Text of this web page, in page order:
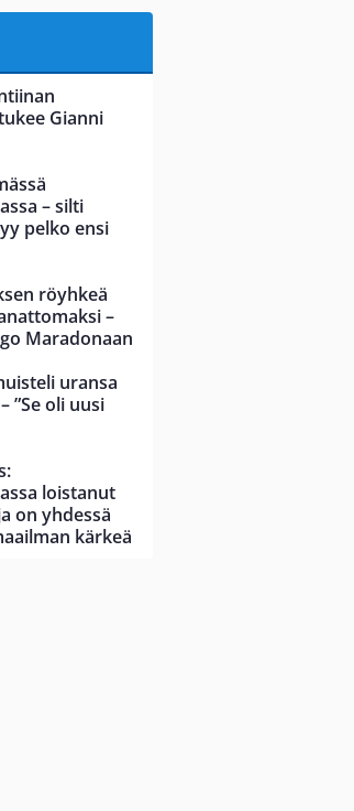
Gianni
– silti
pelko ensi
röyhkeä
–
Maradonaan
uransa
”Se oli uusi
loistanut
on yhdessä
kärkeä